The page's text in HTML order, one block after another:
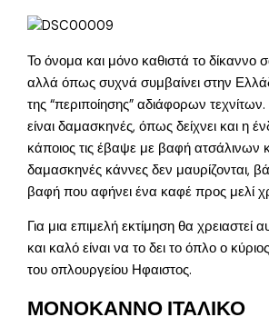
Το όνομα και μόνο καθιστά το δίκαννο
αλλά όπως συχνά συμβαίνει στην
της “περιποίησης” αδιάφορων
είναι δαμασκηνές, όπως δείχνει και η
κάποιος τις έβαψε με βαφή ατσάλινων
δαμασκηνές κάννες δεν μαυρίζονται,
βαφή που αφήνει ένα καφέ προς μελί
Για μια επιμελή εκτίμηση θα χρειαστεί
και καλό είναι να το δει το όπλο ο
του οπλουργείου Ηφαιστος.
ΜΟΝΟΚΑΝΝΟ ΙΤΑΛΙΚΟ